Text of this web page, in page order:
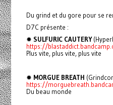
Du grind et du gore pour se
D7C présente :
✹ SULFURIC CAUTERY
https://
Plus vite, plus vite, plus vite
✹ MORGUE BREATH
https://
Du beau monde